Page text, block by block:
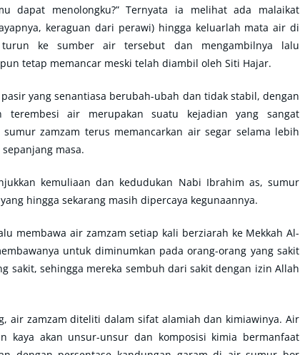
dapat menolongku?” Ternyata ia melihat ada malaikat
keraguan dari perawi) hingga keluarlah mata air di
ke sumber air tersebut dan mengambilnya lalu
tetap memancar meski telah diambil oleh Siti Hajar.
yang senantiasa berubah-ubah dan tidak stabil, dengan
air merupakan suatu kejadian yang sangat
zamzam terus memancarkan air segar selama lebih
masa.
kemuliaan dan kedudukan Nabi Ibrahim as, sumur
hingga sekarang masih dipercaya kegunaannya.
membawa air zamzam setiap kali berziarah ke Mekkah Al-
untuk diminumkan pada orang-orang yang sakit
sakit, sehingga mereka sembuh dari sakit dengan izin Allah
air zamzam diteliti dalam sifat alamiah dan kimiawinya. Air
kaya akan unsur-unsur dan komposisi kimia bermanfaat